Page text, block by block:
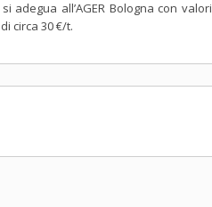
adegua all’AGER Bologna con
circa 30 €/t.